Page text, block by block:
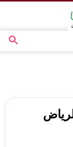
بحث